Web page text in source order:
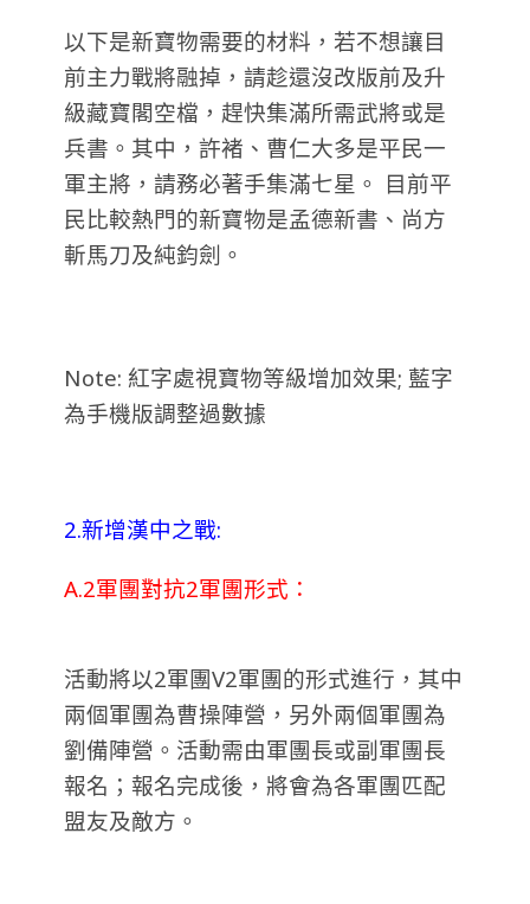
以下是新寶物需要的材料，若不想讓目
前主力戰將融掉，請趁還沒改版前及升
級藏寶閣空檔，趕快集滿所需武將或是
兵書。其中，許褚、曹仁大多是平民一
軍主將，請務必著手集滿七星。 目前平
民比較熱門的新寶物是孟德新書、尚方
斬馬刀及純鈞劍。
Note: 紅字處視寶物等級增加效果; 藍字
為手機版調整過數據
2.新增漢中之戰:
A.2軍團對抗2軍團形式：
活動將以2軍團V2軍團的形式進行，其中
兩個軍團為曹操陣營，另外兩個軍團為
劉備陣營。活動需由軍團長或副軍團長
報名；報名完成後，將會為各軍團匹配
盟友及敵方。